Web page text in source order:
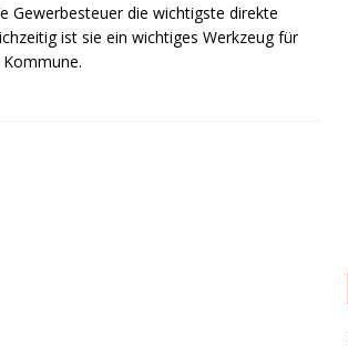
Gewerbesteuer die wichtigste direkte
ist sie ein wichtiges Werkzeug für